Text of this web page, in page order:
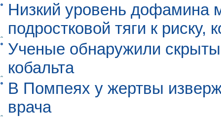
Низкий уровень дофамина
подростковой тяги к риску,
Ученые обнаружили
кобальта
В Помпеях у жертвы
врача